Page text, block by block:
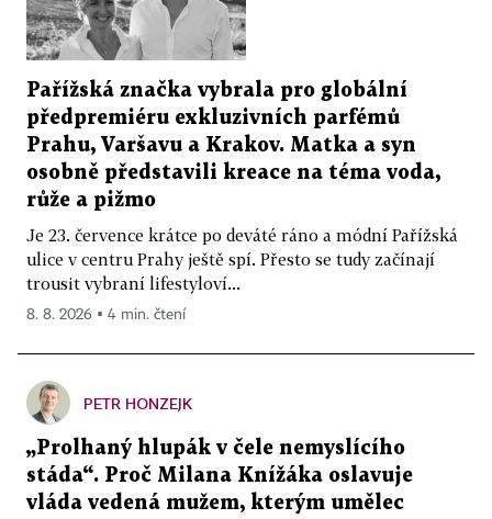
Pařížská značka vybrala pro globální
předpremiéru exkluzivních parfémů
Prahu, Varšavu a Krakov. Matka a syn
osobně představili kreace na téma voda,
růže a pižmo
Je 23. července krátce po deváté ráno a módní Pařížská
ulice v centru Prahy ještě spí. Přesto se tudy začínají
trousit vybraní lifestyloví...
8. 8. 2026 ▪ 4 min. čtení
PETR HONZEJK
„Prolhaný hlupák v čele nemyslícího
stáda“. Proč Milana Knížáka oslavuje
vláda vedená mužem, kterým umělec